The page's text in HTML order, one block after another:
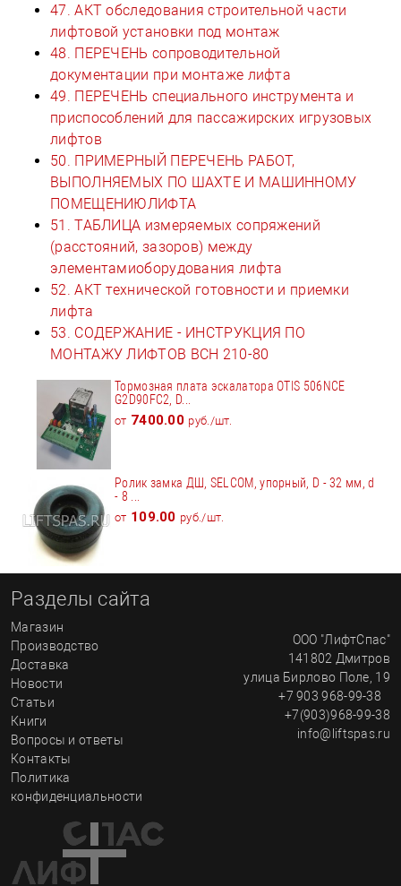
47. АКТ обследования строительной части
лифтовой установки под монтаж
48. ПЕРЕЧЕНЬ сопроводительной
документации при монтаже лифта
49. ПЕРЕЧЕНЬ специального инструмента и
приспособлений для пассажирских игрузовых
лифтов
50. ПРИМЕРНЫЙ ПЕРЕЧЕНЬ РАБОТ,
ВЫПОЛНЯЕМЫХ ПО ШАХТЕ И МАШИННОМУ
ПОМЕЩЕНИЮЛИФТА
51. ТАБЛИЦА измеряемых сопряжений
(расстояний, зазоров) между
элементамиоборудования лифта
52. АКТ технической готовности и приемки
лифта
53. СОДЕРЖАНИЕ - ИНСТРУКЦИЯ ПО
МОНТАЖУ ЛИФТОВ ВСН 210-80
Тормозная плата эскалатора OTIS 506NCE
G2D90FC2, D...
от 7400.00 руб./шт.
Ролик замка ДШ, SELCOM, упорный, D - 32 мм, d
- 8 ...
от 109.00 руб./шт.
Разделы сайта
Магазин
Производство
Доставка
Новости
Статьи
Книги
Вопросы и ответы
Контакты
Политика
конфиденциальности
ООО "ЛифтСпас"
141802 Дмитров
улица Бирлово Поле, 19
+7 903 968-99-38
+7(903)968-99-38
info@liftspas.ru